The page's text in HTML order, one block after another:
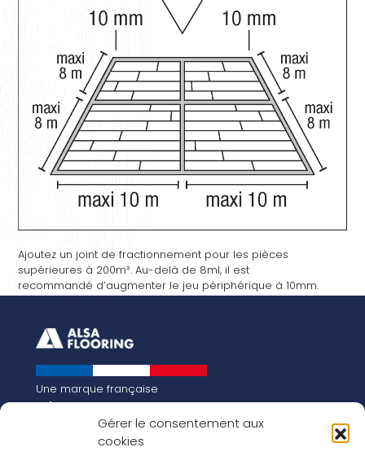
Gérer le consentement aux
cookies
Ajoutez un joint de fractionnement pour les pièces
supérieures à 200m². Au-delà de 8ml, il est
recommandé d’augmenter le jeu périphérique à 10mm.
Une marque française
Qui sommes-nous
Notre histoire
Les chiffres clés